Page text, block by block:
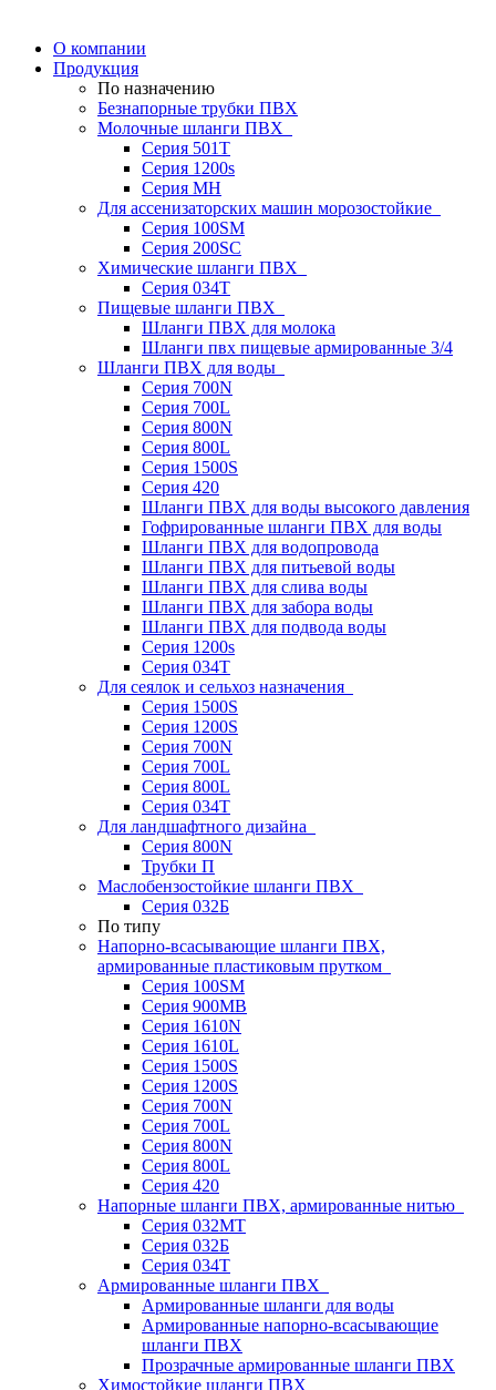
О компании
Продукция
По назначению
Безнапорные трубки ПВХ
Молочные шланги ПВХ
Серия 501T
Серия 1200s
Серия МН
Для ассенизаторских машин морозостойкие
Серия 100SM
Серия 200SС
Химические шланги ПВХ
Серия 034Т
Пищевые шланги ПВХ
Шланги ПВХ для молока
Шланги пвх пищевые армированные 3/4
Шланги ПВХ для воды
Серия 700N
Серия 700L
Серия 800N
Серия 800L
Серия 1500S
Серия 420
Шланги ПВХ для воды высокого давления
Гофрированные шланги ПВХ для воды
Шланги ПВХ для водопровода
Шланги ПВХ для питьевой воды
Шланги ПВХ для слива воды
Шланги ПВХ для забора воды
Шланги ПВХ для подвода воды
Серия 1200s
Серия 034Т
Для сеялок и сельхоз назначения
Серия 1500S
Серия 1200S
Серия 700N
Серия 700L
Серия 800L
Серия 034T
Для ландшафтного дизайна
Серия 800N
Трубки П
Маслобензостойкие шланги ПВХ
Серия 032Б
По типу
Напорно-всасывающие шланги ПВХ,
армированные пластиковым прутком
Серия 100SM
Серия 900MB
Серия 1610N
Серия 1610L
Серия 1500S
Серия 1200S
Серия 700N
Серия 700L
Серия 800N
Серия 800L
Серия 420
Напорные шланги ПВХ, армированные нитью
Серия 032МТ
Серия 032Б
Серия 034Т
Армированные шланги ПВХ
Армированные шланги для воды
Армированные напорно-всасывающие
шланги ПВХ
Прозрачные армированные шланги ПВХ
Химостойкие шланги ПВХ